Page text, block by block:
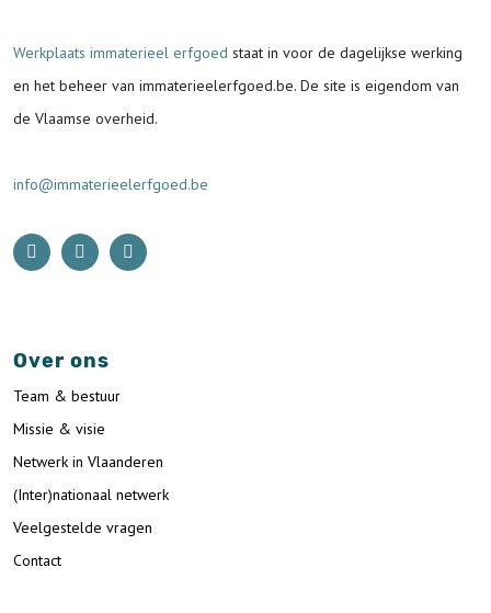
Werkplaats immaterieel erfgoed staat in voor de dagelijkse werking
en het beheer van immaterieelerfgoed.be. De site is eigendom van
de Vlaamse overheid.
info@immaterieelerfgoed.be
Over ons
Team & bestuur
Missie & visie
Netwerk in Vlaanderen
(Inter)nationaal netwerk
Veelgestelde vragen
Contact